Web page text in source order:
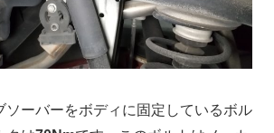
ソーバーをボディに固定しているボル